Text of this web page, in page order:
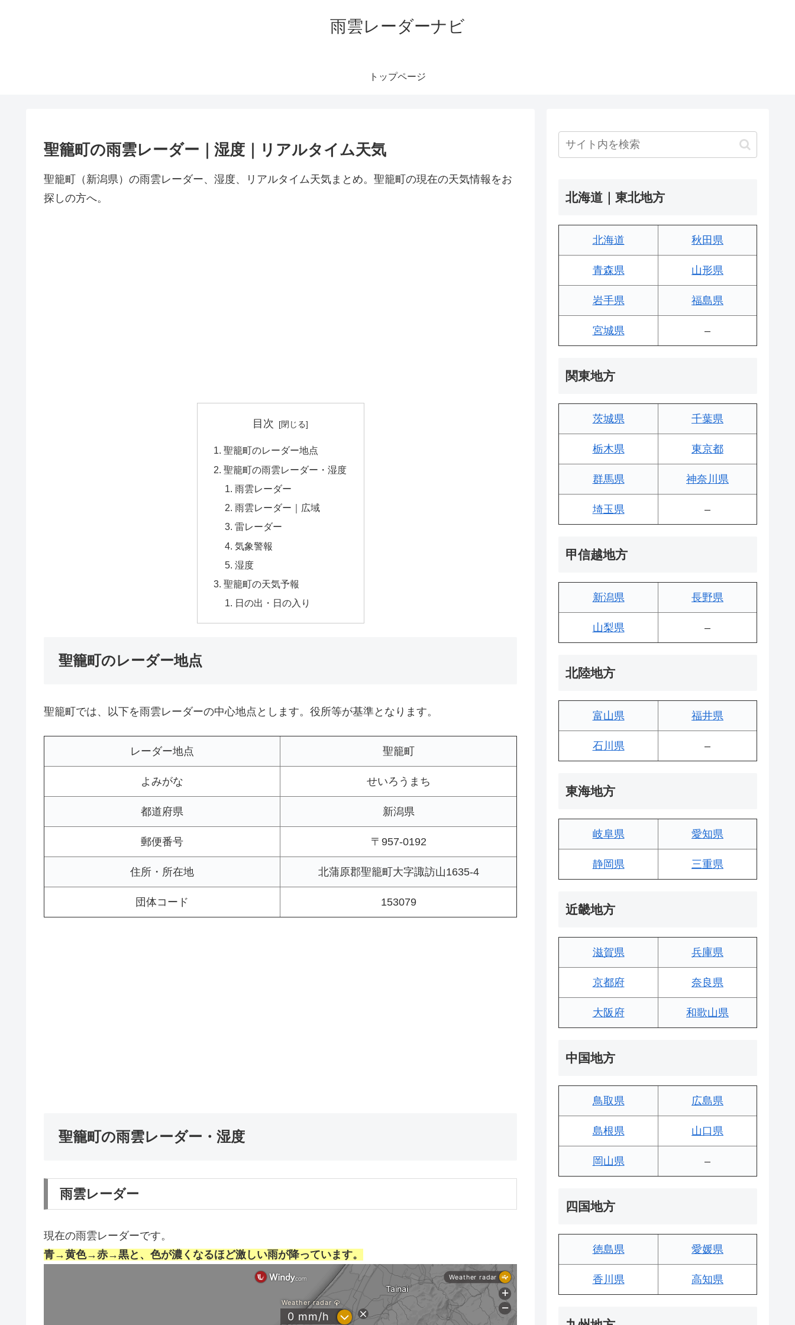
雨雲レーダーナビ
トップページ
聖籠町の雨雲レーダー｜湿度｜リアルタイム天気
聖籠町（新潟県）の雨雲レーダー、湿度、リアルタイム天気まとめ。聖籠町の現在の天気情報をお
探しの方へ。
目次
聖籠町のレーダー地点
聖籠町の雨雲レーダー・湿度
雨雲レーダー
雨雲レーダー｜広域
雷レーダー
気象警報
湿度
聖籠町の天気予報
日の出・日の入り
聖籠町のレーダー地点
聖籠町では、以下を雨雲レーダーの中心地点とします。役所等が基準となります。
レーダー地点 聖籠町
よみがな せいろうまち
都道府県 新潟県
郵便番号 〒957-0192
住所・所在地 北蒲原郡聖籠町大字諏訪山1635-4
団体コード 153079
聖籠町の雨雲レーダー・湿度
雨雲レーダー
現在の雨雲レーダーです。
青→黄色→赤→黒と、色が濃くなるほど激しい雨が降っています。
北海道｜東北地方
北海道 秋田県
青森県 山形県
岩手県 福島県
宮城県 –
関東地方
茨城県 千葉県
栃木県 東京都
群馬県 神奈川県
埼玉県 –
甲信越地方
新潟県 長野県
山梨県 –
北陸地方
富山県 福井県
石川県 –
東海地方
岐阜県 愛知県
静岡県 三重県
近畿地方
滋賀県 兵庫県
京都府 奈良県
大阪府 和歌山県
中国地方
鳥取県 広島県
島根県 山口県
岡山県 –
四国地方
徳島県 愛媛県
香川県 高知県